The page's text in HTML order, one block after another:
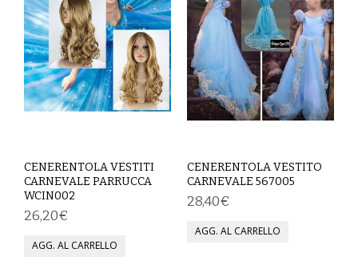
PIGIAMI
SCUOLA
TOP
TUTE PANTALONI
VESTITI
DONNA
CENERENTOLA VESTITI
CARNEVALE PARRUCCA
WCIN002
26,20€
CENERENTOLA VESTITO
CARNEVALE 567005
28,40€